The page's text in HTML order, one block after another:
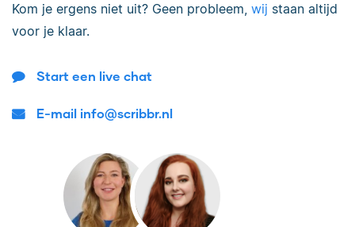
Kom je ergens niet uit? Geen probleem, wij staan altijd
voor je klaar.
Start een live chat
E-mail info@scribbr.nl